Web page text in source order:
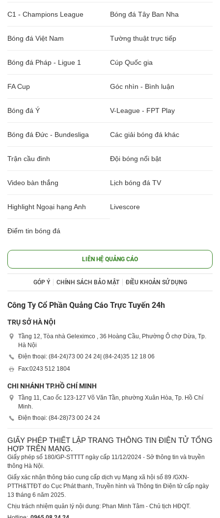
C1 - Champions League Bóng đá Tây Ban Nha
Bóng đá Việt Nam Tường thuật trực tiếp
Bóng đá Pháp - Ligue 1 Cúp Quốc gia
FA Cup Góc nhìn - Bình luận
Bóng đá Ý V-League - FPT Play
Bóng đá Đức - Bundesliga Các giải bóng đá khác
Trận cầu đinh Đội bóng nổi bật
Video bàn thắng Lịch bóng đá TV
Highlight Ngoại hạng Anh Livescore
Điểm tin bóng đá
LIÊN HỆ QUẢNG CÁO
GÓP Ý CHÍNH SÁCH BẢO MẬT ĐIỀU KHOẢN SỬ DỤNG
Công Ty Cổ Phần Quảng Cáo Trực Tuyến 24h
TRỤ SỞ HÀ NỘI
Tầng 12, Tòa nhà Geleximco , 36 Hoàng Cầu, Phường Ô chợ Dừa, Tp.
Hà Nội
Điện thoại: (84-24)73 00 24 24| (84-24)35 12 18 06
Fax:0243 512 1804
CHI NHÁNH TP.HỒ CHÍ MINH
Tầng 11, Cao ốc 123-127 Võ Văn Tần, phường Xuân Hòa, Tp. Hồ Chí
Minh.
Điện thoại: (84-28)73 00 24 24
GIẤY PHÉP THIẾT LẬP TRANG THÔNG TIN ĐIỆN TỬ TỔNG
HỢP TRÊN MẠNG.
Giấy phép số 180/GP-STTTT ngày cấp 11/12/2024 - Sở thông tin và truyền
thông Hà Nội.
Giấy xác nhận thông báo cung cấp dịch vụ Mạng xã hội số 89 /GXN-
PTTH&TTĐT do Cục Phát thanh, Truyền hình và Thông tin Điện tử cấp ngày
13 tháng 6 năm 2025.
Chịu trách nhiệm quản lý nội dung: Phan Minh Tâm - Chủ tịch HĐQT.